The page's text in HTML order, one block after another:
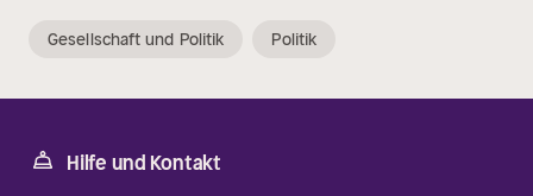
Gesellschaft und Politik Politik
Hilfe und Kontakt